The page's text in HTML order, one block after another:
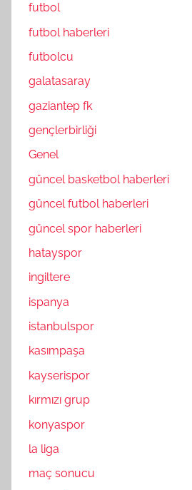
futbol
futbol haberleri
futbolcu
galatasaray
gaziantep fk
gençlerbirliği
Genel
güncel basketbol haberleri
güncel futbol haberleri
güncel spor haberleri
hatayspor
ingiltere
ispanya
istanbulspor
kasımpaşa
kayserispor
kırmızı grup
konyaspor
la liga
maç sonucu